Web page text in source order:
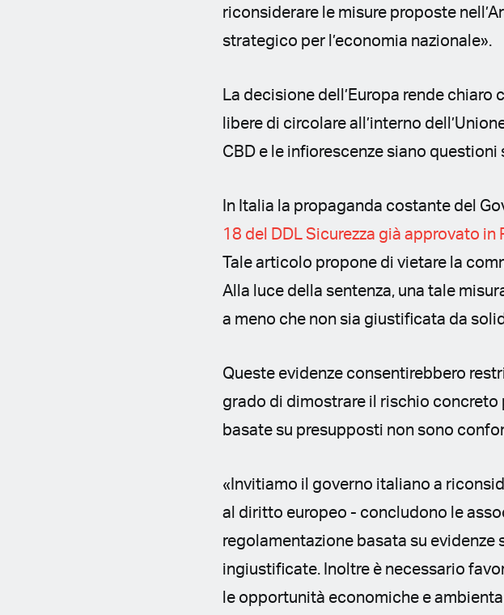
riconsiderare le misure proposte
strategico per l’economia nazionale».
La decisione dell’Europa rende
libere di circolare all’interno
CBD e le infiorescenze siano
In Italia la propaganda costante del
18 del DDL Sicurezza già approvato in
Tale articolo propone di vietare la
Alla luce della sentenza, una tale
a meno che non sia giustificata da
Queste evidenze consentirebbero
grado di dimostrare il rischio
basate su presupposti non sono
«Invitiamo il governo italiano a
al diritto europeo - concludono le
regolamentazione basata su
ingiustificate. Inoltre è necessario
le opportunità economiche e